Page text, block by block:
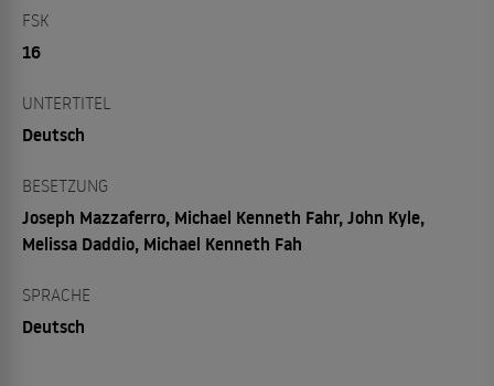
FSK
16
UNTERTITEL
Deutsch
BESETZUNG
Joseph Mazzaferro, Michael Kenneth Fahr, John Kyle,
Melissa Daddio, Michael Kenneth Fah
SPRACHE
Deutsch